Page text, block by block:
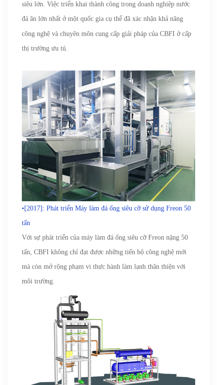
siêu lớn. Việc triển khai thành công trong doanh nghiệp nước
đá ăn lớn nhất ở một quốc gia cụ thể đã xác nhận khả năng
công nghệ và chuyên môn cung cấp giải pháp của CBFI ở cấp
thị trường ưu tú.
•[2017]: Phát triển Máy làm đá ống siêu cỡ sử dụng Freon 50
tấn
Với sự phát triển của máy làm đá ống siêu cỡ Freon nặng 50
tấn, CBFI không chỉ đạt được những tiến bộ công nghệ mới
mà còn mở rộng phạm vi thực hành làm lạnh thân thiện với
môi trường.